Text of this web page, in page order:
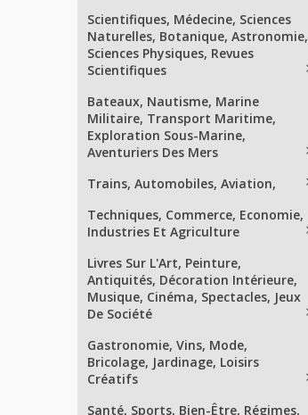
Scientifiques, Médecine, Sciences
Naturelles, Botanique, Astronomie,
Sciences Physiques, Revues
Scientifiques
Bateaux, Nautisme, Marine
Militaire, Transport Maritime,
Exploration Sous-Marine,
Aventuriers Des Mers
Trains, Automobiles, Aviation,
Techniques, Commerce, Economie,
Industries Et Agriculture
Livres Sur L'Art, Peinture,
Antiquités, Décoration Intérieure,
Musique, Cinéma, Spectacles, Jeux
De Société
Gastronomie, Vins, Mode,
Bricolage, Jardinage, Loisirs
Créatifs
Santé, Sports, Bien-Être, Régimes,